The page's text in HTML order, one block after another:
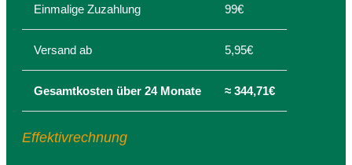
Einmalige Zuzahlung 99€
Versand ab 5,95€
Gesamtkosten über 24 Monate ≈ 344,71€
Effektivrechnung